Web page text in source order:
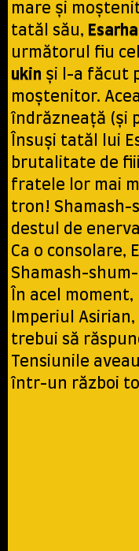
mare și
tatăl său,
următorul fiu
ukin și l-a făcut
moștenitor.
îndrăzneață (și
Însuși tatăl lui
brutalitate de
fratele lor mai
tron! Shamash-
destul de
Ca o consolare,
Shamash-
În acel
Imperiul
trebui să
Tensiunile
într-un război